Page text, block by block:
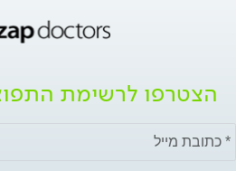
הצטרפו לרשימת